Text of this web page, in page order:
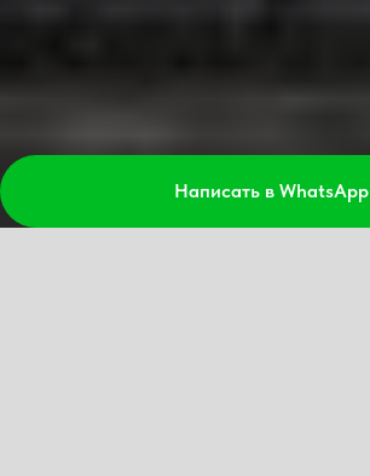
Написать в WhatsApp